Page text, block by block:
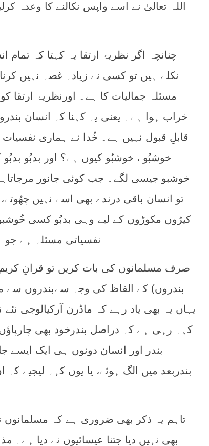
اللہ تعالیٰ نے اسے واپس نکالنے کا وعدہ
چنانچہ اگر نظریۂ ارتقا یہ کہتا کہ
نکلے ہیں تو کسی نے زیادہ غصہ نہیں کرنا
مسئلہ جمالیات کا ہے۔ اورنظریۂ ارتقا
خراب ہوا ہے۔ یعنی یہ کہنا کہ انسان
قابلِ قبول نہیں ہے۔ خُدا نے ہماری
خوشبُو ، خوشبُو کیوں ہے؟ اور بدبُو
خوشبو جیسی لگے۔ جب کوئی جانور
تو انسان باقی درندے بھی اسے نہیں
کیڑوں مکوڑوں کے لیے وہی بدبُو کسی
نفسیاتی مسئلہ ہے جو
صرف مسلمانوں کی بات کریں تو قرانِ
بندروں) کے الفاظ کی وجہ سےبندروں سے
یہاں یہ بھی یاد رہے کہ ماڈرن آرکیالوجی
کہہ رہی ہے کہ دراصل بندرخود بھی چارپاؤں
بندر اور انسان دونوں ہی ایک ایسے
بندربعد میں الگ ہوئے، یا یوں کہہ لیجیے کہ
تاہم یہ ذکر بھی ضروری ہے کہ مسلمانوں
بھی نہیں دیا جتنا عیسائیوں نے دیا ہے۔